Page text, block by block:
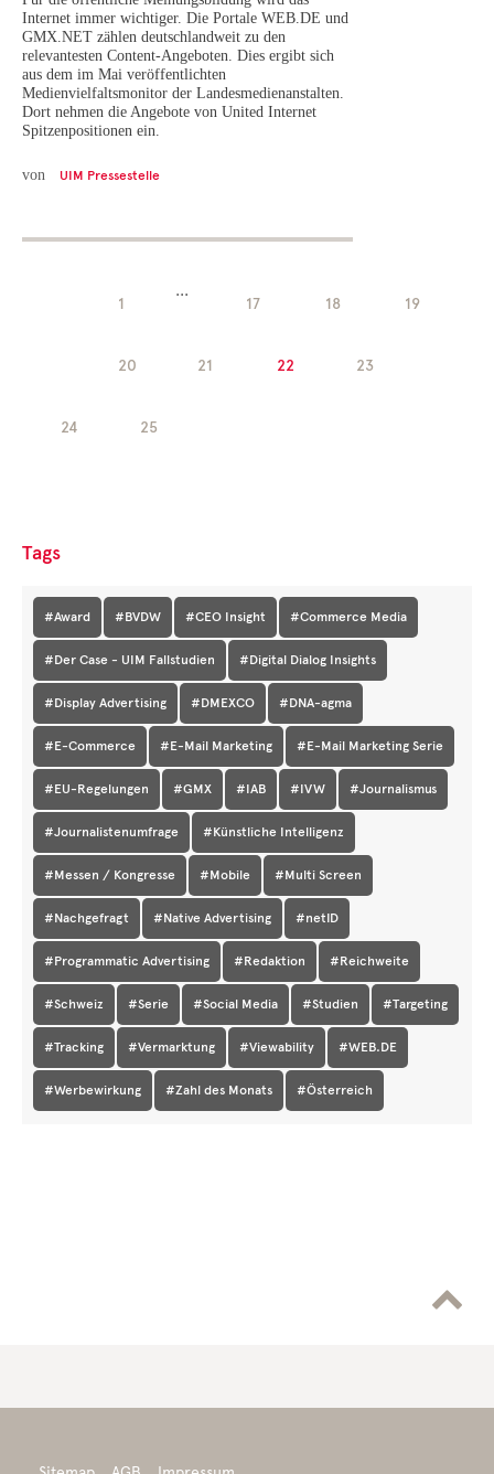
Internet immer wichtiger. Die Portale WEB.DE und
GMX.NET zählen deutschlandweit zu den
relevantesten Content-Angeboten. Dies ergibt sich
aus dem im Mai veröffentlichten
Medienvielfaltsmonitor der Landesmedienanstalten.
Dort nehmen die Angebote von United Internet
Spitzenpositionen ein.
von UIM Pressestelle
1
...
17 18 19
20 21 22 23
24 25
Tags
#Award #BVDW #CEO Insight #Commerce Media
#Der Case - UIM Fallstudien #Digital Dialog Insights
#Display Advertising #DMEXCO #DNA-agma
#E-Commerce #E-Mail Marketing #E-Mail Marketing Serie
#EU-Regelungen #GMX #IAB #IVW #Journalismus
#Journalistenumfrage #Künstliche Intelligenz
#Messen / Kongresse #Mobile #Multi Screen
#Nachgefragt #Native Advertising #netID
#Programmatic Advertising #Redaktion #Reichweite
#Schweiz #Serie #Social Media #Studien #Targeting
#Tracking #Vermarktung #Viewability #WEB.DE
#Werbewirkung #Zahl des Monats #Österreich
